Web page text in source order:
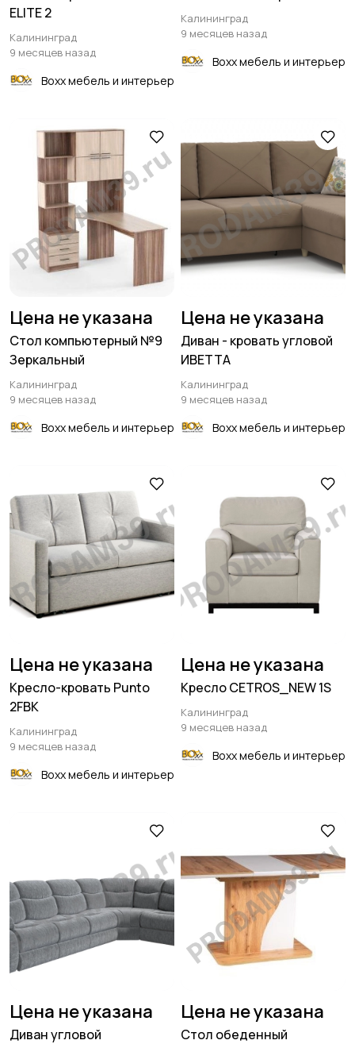
ELITE 2
Калининград
9 месяцев назад
Boxx мебель и интерьер
Калининград
9 месяцев назад
Boxx мебель и интерьер
Цена не указана
Стол компьютерный №9
Зеркальный
Калининград
9 месяцев назад
Boxx мебель и интерьер
Цена не указана
Диван - кровать угловой
ИВЕТТА
Калининград
9 месяцев назад
Boxx мебель и интерьер
Цена не указана
Кресло-кровать Punto
2FBK
Калининград
9 месяцев назад
Boxx мебель и интерьер
Цена не указана
Кресло CETROS_NEW 1S
Калининград
9 месяцев назад
Boxx мебель и интерьер
Цена не указана
Диван угловой
Цена не указана
Стол обеденный